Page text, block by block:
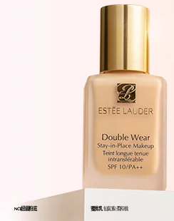
NO.1超級粉底 蜜桃乳仙氣紫/柔和桃